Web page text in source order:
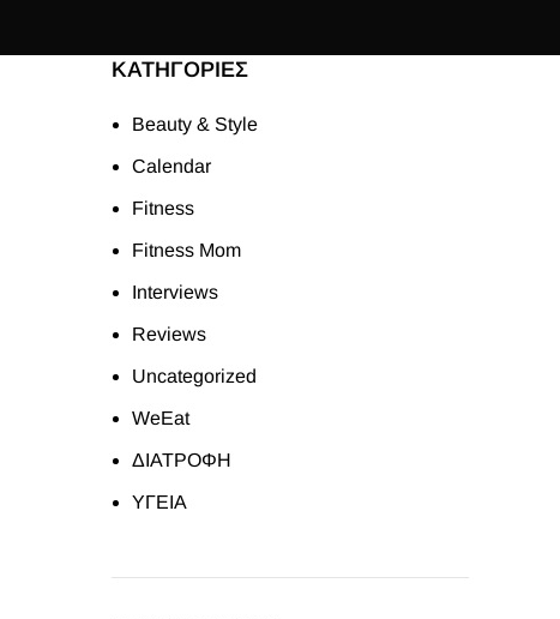
KΑΤΗΓΟΡΊΕΣ
Beauty & Style
Calendar
Fitness
Fitness Mom
Interviews
Reviews
Uncategorized
WeEat
ΔΙΑΤΡΟΦΗ
ΥΓΕΙΑ